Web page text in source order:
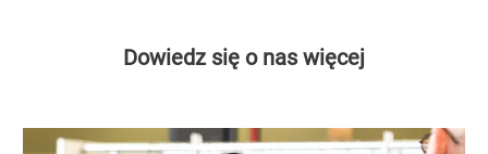
Dowiedz się o nas więcej